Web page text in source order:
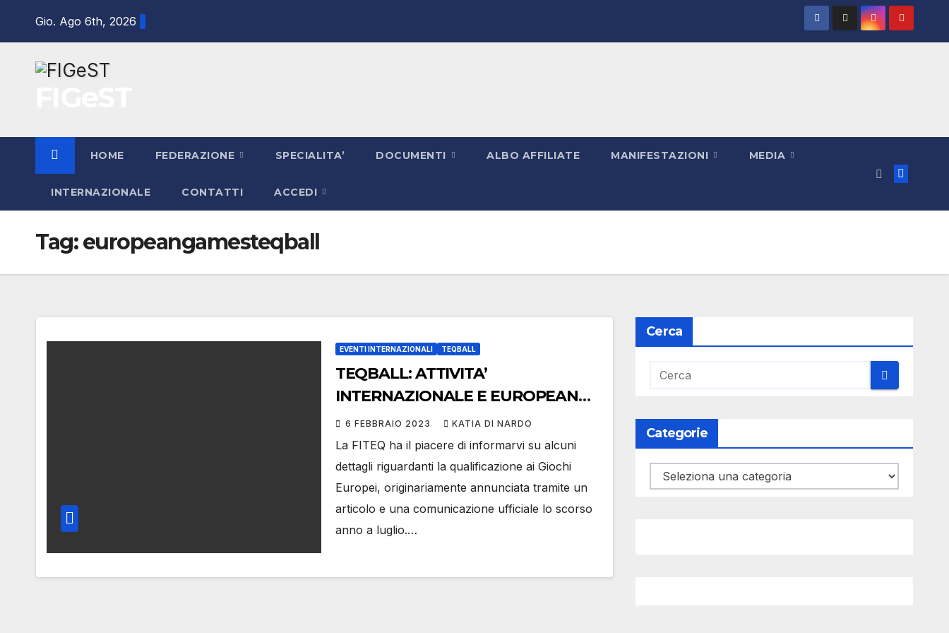
Gio. Ago 6th, 2026
HOME FEDERAZIONE SPECIALITA’ DOCUMENTI ALBO AFFILIATE MANIFESTAZIONI MEDIA
INTERNAZIONALE CONTATTI ACCEDI
Tag:europeangamesteqball
EVENTI INTERNAZIONALI TEQBALL
TEQBALL: ATTIVITA’
INTERNAZIONALE E EUROPEAN
GAMES 2023
6 FEBBRAIO 2023 KATIA DI NARDO
La FITEQ ha il piacere di informarvi su alcuni
dettagli riguardanti la qualificazione ai Giochi
Europei, originariamente annunciata tramite un
articolo e una comunicazione ufficiale lo scorso
anno a luglio.…
Cerca
Categorie
Categorie